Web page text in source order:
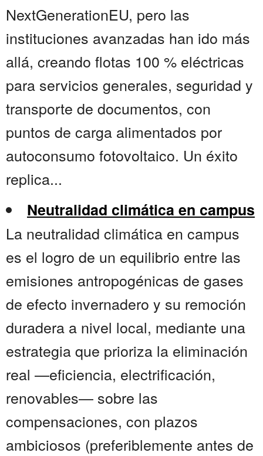
NextGenerationEU, pero las
instituciones avanzadas han ido más
allá, creando flotas 100 % eléctricas
para servicios generales, seguridad y
transporte de documentos, con
puntos de carga alimentados por
autoconsumo fotovoltaico. Un éxito
replica...
Neutralidad climática en campus
La neutralidad climática en campus
es el logro de un equilibrio entre las
emisiones antropogénicas de gases
de efecto invernadero y su remoción
duradera a nivel local, mediante una
estrategia que prioriza la eliminación
real —eficiencia, electrificación,
renovables— sobre las
compensaciones, con plazos
ambiciosos (preferiblemente antes de